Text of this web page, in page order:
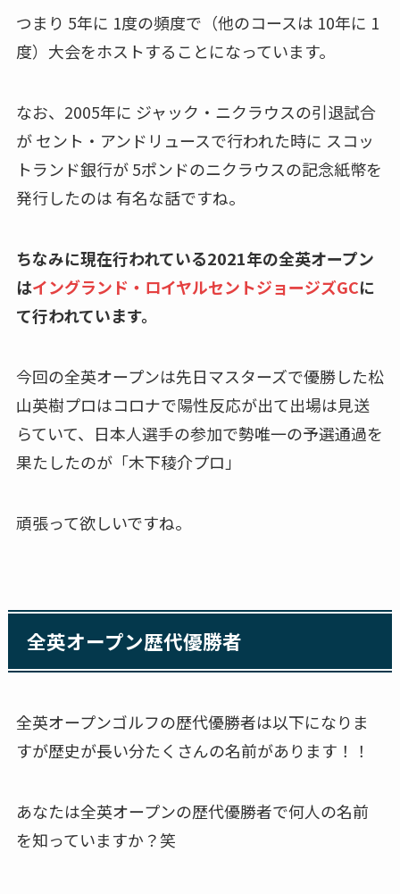
つまり 5年に 1度の頻度で（他のコースは 10年に 1
度）大会をホストすることになっています。
なお、2005年に ジャック・ニクラウスの引退試合
が セント・アンドリュースで行われた時に スコッ
トランド銀行が 5ポンドのニクラウスの記念紙幣を
発行したのは 有名な話ですね。
ちなみに現在行われている2021年の全英オープン
はイングランド・ロイヤルセントジョージズGCに
て行われています。
今回の全英オープンは先日マスターズで優勝した松
山英樹プロはコロナで陽性反応が出て出場は見送
らていて、日本人選手の参加で勢唯一の予選通過を
果たしたのが「木下稜介プロ」
頑張って欲しいですね。
全英オープン歴代優勝者
全英オープンゴルフの歴代優勝者は以下になりま
すが歴史が長い分たくさんの名前があります！！
あなたは全英オープンの歴代優勝者で何人の名前
を知っていますか？笑